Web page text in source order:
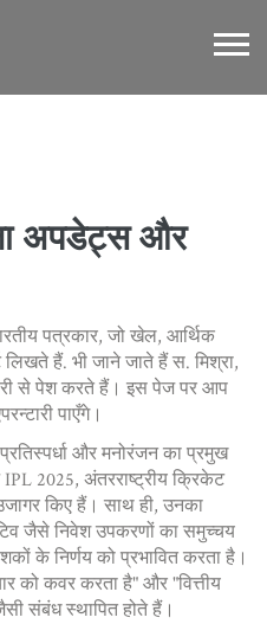
अपडेट्स और
पत्रकार, जो खेल, आर्थिक
लिखते हैं. भी जाने जाते हैंस. मिश्रा,
से पेश करते हैं। इस पेज पर आप
पाएँगे।
और मनोरंजन का प्रमुख
2025, अंतरराष्ट्रीय क्रिकेट
किए हैं। साथ ही, उनका
जैसे निवेश उपकरणों का समुच्चय
के निर्णय को प्रभावित करता है।
को कवर करता है" और "वित्तीय
संबंध स्थापित होते हैं।